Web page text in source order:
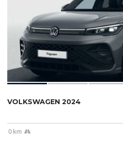
VOLKSWAGEN 2024
0 km